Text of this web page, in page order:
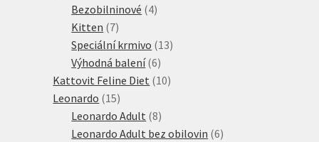
produktů
Bezobilninové 44
Kitten 77
produktů
Speciální krmivo 1313
Výhodná balení 66
produktů
Kattovit Feline Diet 1010
Leonardo 1515
produktů
Leonardo Adult 88
produktů
Leonardo Adult bez obilovin 66